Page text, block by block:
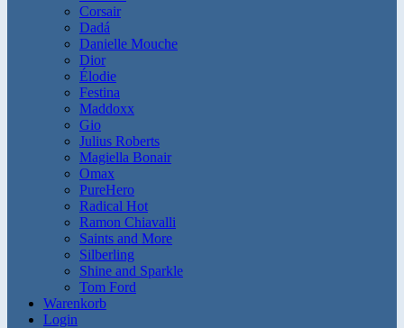
Corsair
Dadá
Danielle Mouche
Dior
Élodie
Festina
Maddoxx
Gio
Julius Roberts
Magiella Bonair
Omax
PureHero
Radical Hot
Ramon Chiavalli
Saints and More
Silberling
Shine and Sparkle
Tom Ford
Warenkorb
Login